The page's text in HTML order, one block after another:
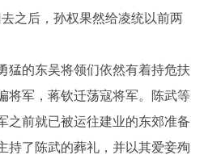
之后，孙权果然给凌统以前两
猛的东吴将领们依然有着持危扶
将军，蒋钦迁荡寇将军。陈武等
之前就已被运往建业的东郊准备
持了陈武的葬礼，并以其爱妾殉